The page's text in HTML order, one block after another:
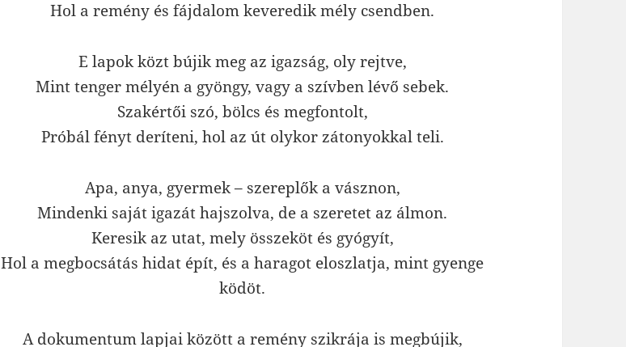
Hol a remény és fájdalom keveredik mély csendben.
E lapok közt bújik meg az igazság, oly rejtve,
Mint tenger mélyén a gyöngy, vagy a szívben lévő sebek.
Szakértői szó, bölcs és megfontolt,
Próbál fényt deríteni, hol az út olykor zátonyokkal teli.
Apa, anya, gyermek – szereplők a vásznon,
Mindenki saját igazát hajszolva, de a szeretet az álmon.
Keresik az utat, mely összeköt és gyógyít,
Hol a megbocsátás hidat épít, és a haragot eloszlatja, mint gyenge
ködöt.
A dokumentum lapjai között a remény szikrája is megbújik,